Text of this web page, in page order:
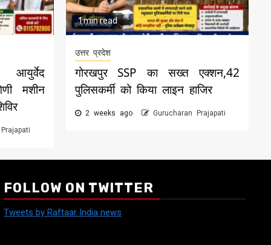
मशीन
1 min read
उत्तर प्रदेश
गोरखपुर SSP का सख्त एक्शन,42
पुलिसकर्मी को किया लाइन हाजिर
2 weeks ago Gurucharan Prajapati
FOLLOW ON TWITTER
Tweets by Raftaar India news